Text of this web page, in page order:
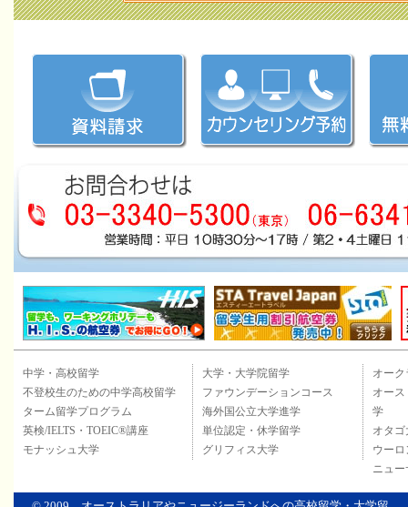
中学・高校留学
不登校生のための中学高校留学
ターム留学プログラム
英検/IELTS・TOEIC®講座
モナッシュ大学
大学・大学院留学
ファウンデーションコース
海外国公立大学進学
単位認定・休学留学
グリフィス大学
オー
オー
学
オタゴ
ウー
ニュ